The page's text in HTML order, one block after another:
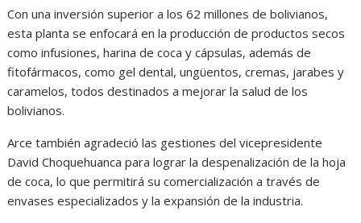
Con una inversión superior a los 62 millones de bolivianos,
esta planta se enfocará en la producción de productos secos
como infusiones, harina de coca y cápsulas, además de
fitofármacos, como gel dental, ungüentos, cremas, jarabes y
caramelos, todos destinados a mejorar la salud de los
bolivianos.
Arce también agradeció las gestiones del vicepresidente
David Choquehuanca para lograr la despenalización de la hoja
de coca, lo que permitirá su comercialización a través de
envases especializados y la expansión de la industria.